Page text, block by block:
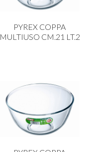
PYREX COPPA
MULTIUSO CM.21 LT.2